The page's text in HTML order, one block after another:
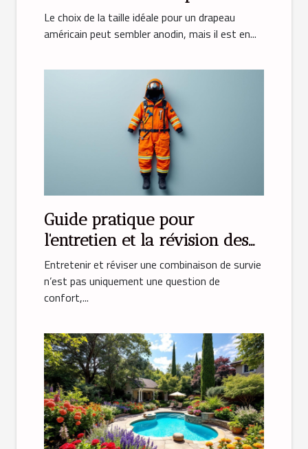
américain ?
Le choix de la taille idéale pour un drapeau
américain peut sembler anodin, mais il est en...
Guide pratique pour
l'entretien et la révision des
combinaisons de survie
Entretenir et réviser une combinaison de survie
n’est pas uniquement une question de
confort,...